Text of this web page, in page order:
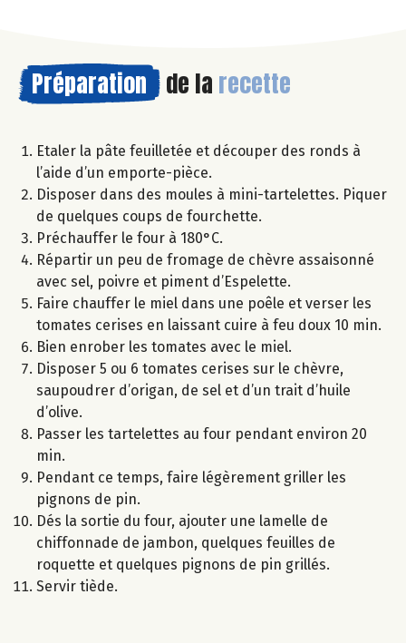
Préparation de la recette
Etaler la pâte feuilletée et découper des ronds à
l’aide d’un emporte-pièce.
Disposer dans des moules à mini-tartelettes. Piquer
de quelques coups de fourchette.
Préchauffer le four à 180°C.
Répartir un peu de fromage de chèvre assaisonné
avec sel, poivre et piment d’Espelette.
Faire chauffer le miel dans une poêle et verser les
tomates cerises en laissant cuire à feu doux 10 min.
Bien enrober les tomates avec le miel.
Disposer 5 ou 6 tomates cerises sur le chèvre,
saupoudrer d’origan, de sel et d’un trait d’huile
d’olive.
Passer les tartelettes au four pendant environ 20
min.
Pendant ce temps, faire légèrement griller les
pignons de pin.
Dés la sortie du four, ajouter une lamelle de
chiffonnade de jambon, quelques feuilles de
roquette et quelques pignons de pin grillés.
Servir tiède.